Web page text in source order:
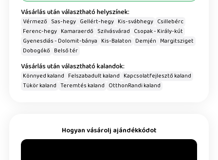
Vásárlás után választható helyszínek:
Vérmező Sas-hegy Gellért-hegy Kis-svábhegy Csillebérc
Ferenc-hegy Kamaraerdő Szilvásvárad Csopak - Király-kút
Gyenesdiás - Dolomit-bánya Kis-Balaton Demjén Margitsziget
Dobogókő Belső tér
Vásárlás után választható kalandok:
Könnyed kaland Felszabadult kaland Kapcsolatfejlesztő kaland
Tükör kaland Teremtés kaland OtthonRandi kaland
Hogyan vásárolj ajándékkódot